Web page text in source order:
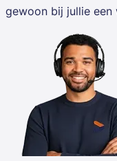
gewoon bij jullie een